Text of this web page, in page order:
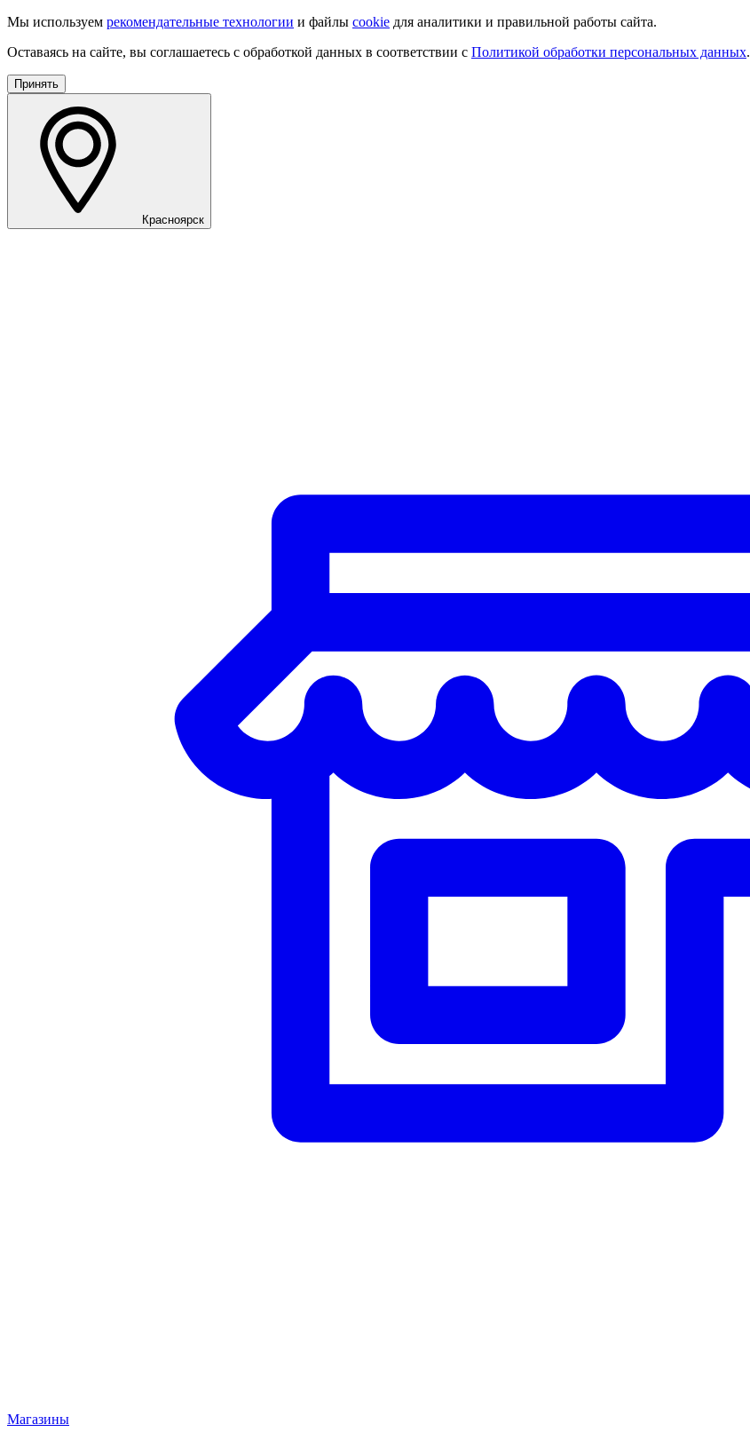
Мы используем рекомендательные технологии и файлы cookie для аналитики и правильной работы сайта.
Оставаясь на сайте, вы соглашаетесь с обработкой данных в соответствии с Политикой обработки персональных данных.
Принять
Красноярск
Магазины